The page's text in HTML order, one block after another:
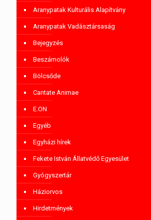
Aranypatak Kulturális Alapítvány
Aranypatak Vadásztársaság
Bejegyzés
Beszámolók
Bölcsőde
Cantate Animae
E.ON
Egyéb
Egyházi hírek
Fekete István Állatvédő Egyesület
Gyógyszertár
Háziorvos
Hirdetmények